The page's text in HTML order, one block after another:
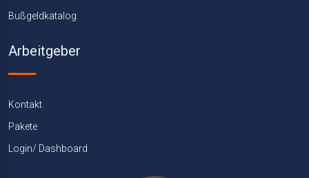
Bußgeldkatalog
Arbeitgeber
Kontakt
Pakete
Login/ Dashboard